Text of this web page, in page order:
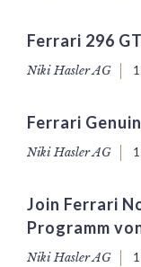
Ferrari 296
Niki Hasler AG
Ferrari
Niki Hasler AG
Join Ferrari
Programm
Niki Hasler AG